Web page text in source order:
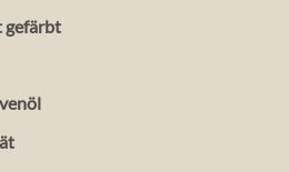
gefärbt